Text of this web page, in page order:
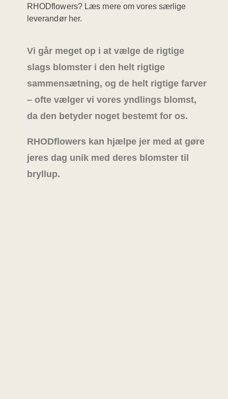
RHODflowers? Læs mere om vores særlige
leverandør her.
Vi går meget op i at vælge de rigtige
slags blomster i den helt rigtige
sammensætning, og de helt rigtige farver
– ofte vælger vi vores yndlings blomst,
da den betyder noget bestemt for os.
RHODflowers kan hjælpe jer med at gøre
jeres dag unik med deres blomster til
bryllup.